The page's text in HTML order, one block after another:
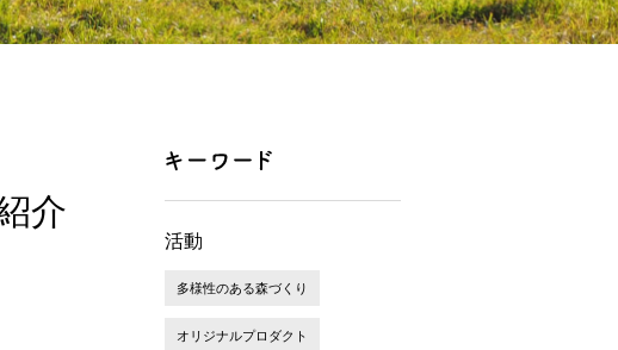
介
活動
多様性のある森づくり
オリジナルプロダクト